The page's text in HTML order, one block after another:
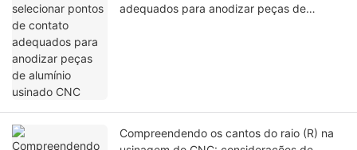
adequados para anodizar peças de
Compreendendo os cantos do raio (R) na